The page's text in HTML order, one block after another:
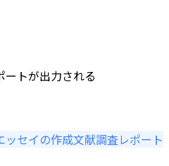
ートが出力される
ッセイの作成文献調査レポート